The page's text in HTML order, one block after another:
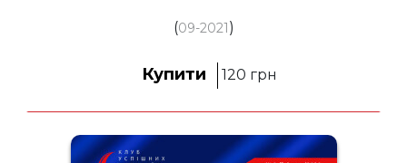
(09-2021)
Купити 120 грн